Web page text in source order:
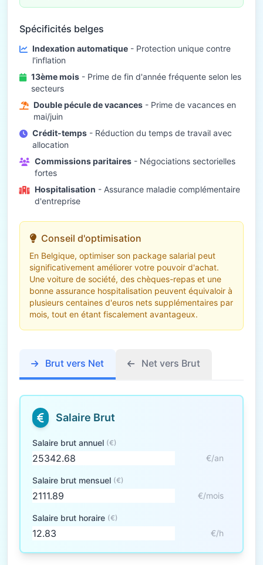
Spécificités belges
Indexation automatique - Protection unique contre
l'inflation
13ème mois - Prime de fin d'année fréquente selon les
secteurs
Double pécule de vacances - Prime de vacances en
mai/juin
Crédit-temps - Réduction du temps de travail avec
allocation
Commissions paritaires - Négociations sectorielles
fortes
Hospitalisation - Assurance maladie complémentaire
d'entreprise
Conseil d'optimisation
En Belgique, optimiser son package salarial peut
significativement améliorer votre pouvoir d'achat.
Une voiture de société, des chèques-repas et une
bonne assurance hospitalisation peuvent équivaloir à
plusieurs centaines d'euros nets supplémentaires par
mois, tout en étant fiscalement avantageux.
Brut vers Net Net vers Brut
Salaire Brut
Salaire brut annuel (€)
€/an
Salaire brut mensuel (€)
€/mois
Salaire brut horaire (€)
€/h